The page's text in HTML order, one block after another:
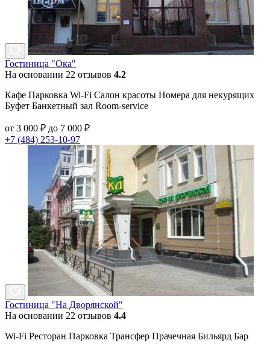
Гостиница "Ока"
На основании 22 отзывов 4.2
Кафе Парковка Wi-Fi Салон красоты Номера для некурящих
Буфет Банкетный зал Room-service
от 3 000 ₽ до 7 000 ₽
+7 (484) 253-10-97
Гостиница "На Дворянской"
На основании 22 отзывов 4.4
Wi-Fi Ресторан Парковка Трансфер Прачечная Бильярд Бар